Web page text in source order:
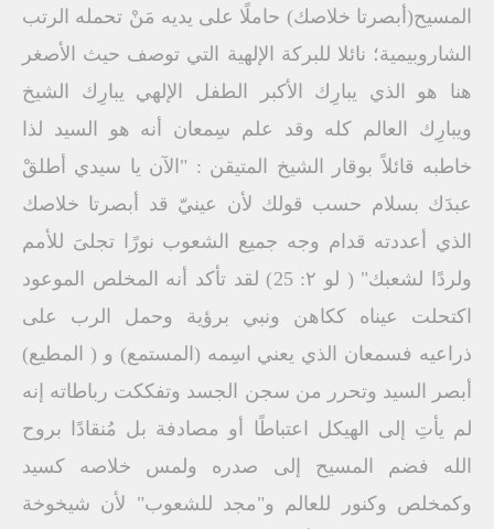
المسيح(أبصرتا خلاصك) حاملًا على يديه مَنْ تحمله الرتب
الشاروبيمية؛ نائلا للبركة الإلهية التي توصف حيث الأصغر
هنا هو الذي يبارِك الأكبر الطفل الإلهي يبارِك الشيخ
ويبارِك العالم كله وقد علم سِمعان أنه هو السيد لذا
خاطبه قائلاً بوقار الشيخ المتيقن : "الآن يا سيدي أطلقْ
عبدَك بسلام حسب قولك لأن عينيّ قد أبصرتا خلاصك
الذي أعددته قدام وجه جميع الشعوب نورًا تجلىَ للأمم
ولردًا لشعبك" ( لو ٢: 25) لقد تأكد أنه المخلص الموعود
اكتحلت عيناه ككاهن ونبي برؤية وحمل الرب على
ذراعيه فسمعان الذي يعني اسِمه (المستمع) و ( المطيع)
أبصر السيد وتحرر من سجن الجسد وتفككت رباطاته إنه
لم يأتِ إلى الهيكل اعتباطًا أو مصادفة بل مُنقادًا بروح
الله فضم المسيح إلى صدره ولمس خلاصه كسيد
وكمخلص وكنور للعالم و"مجد للشعوب" لأن شيخوخة